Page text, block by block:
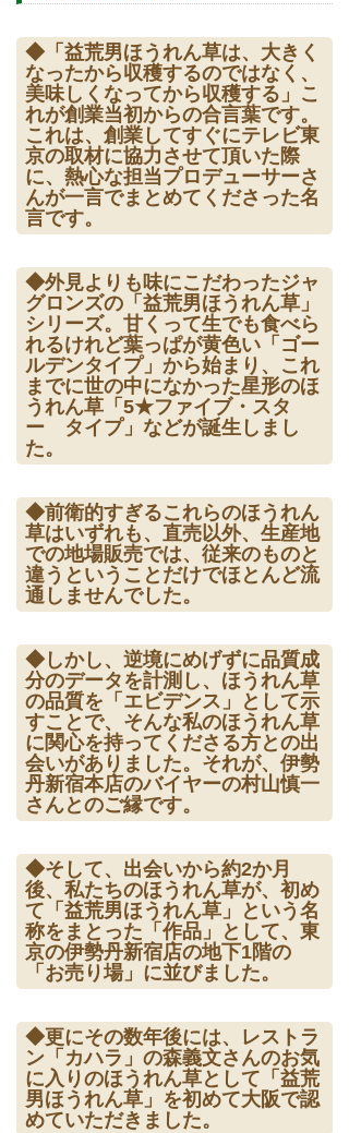
◆「益荒男ほうれん草は、大きく
なったから収穫するのではなく、
美味しくなってから収穫する」こ
れが創業当初からの合言葉です。
これは、創業してすぐにテレビ東
京の取材に協力させて頂いた際
に、熱心な担当プロデューサーさ
んが一言でまとめてくださった名
言です。
◆外見よりも味にこだわったジャ
グロンズの「益荒男ほうれん草」
シリーズ。甘くって生でも食べら
れるけれど葉っぱが黄色い「ゴー
ルデンタイプ」から始まり、これ
までに世の中になかった星形のほ
うれん草「5★ファイブ・スタ
ー タイプ」などが誕生しまし
た。
◆前衛的すぎるこれらのほうれん
草はいずれも、直売以外、生産地
での地場販売では、従来のものと
違うということだけでほとんど流
通しませんでした。
◆しかし、逆境にめげずに品質成
分のデータを計測し、ほうれん草
の品質を「エビデンス」として示
すことで、そんな私のほうれん草
に関心を持ってくださる方との出
会いがありました。それが、伊勢
丹新宿本店のバイヤーの村山慎一
さんとのご縁です。
◆そして、出会いから約2か月
後、私たちのほうれん草が、初め
て「益荒男ほうれん草」という名
称をまとった「作品」として、東
京の伊勢丹新宿店の地下1階の
「お売り場」に並びました。
◆更にその数年後には、レストラ
ン「カハラ」の森義文さんのお気
に入りのほうれん草として「益荒
男ほうれん草」を初めて大阪で認
めていただきました。